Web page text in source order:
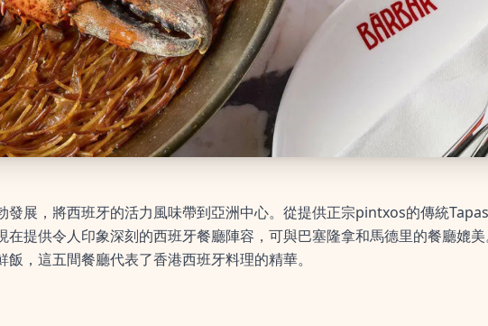
發展，將西班牙的活力風味帶到亞洲中心。從提供正宗pintxos的傳統
在提供令人印象深刻的西班牙餐廳陣容，可與巴塞隆拿和馬德里的餐廳媲
，這五間餐廳代表了香港西班牙料理的精華。